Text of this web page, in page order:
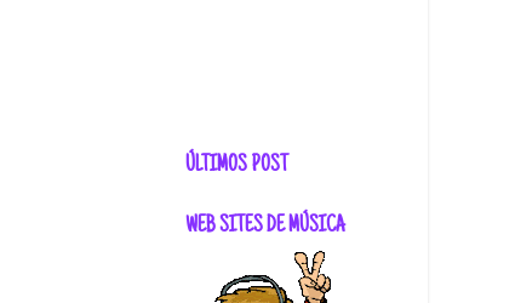
ÚLTIMOS POST
WEB SITES DE MÚSICA